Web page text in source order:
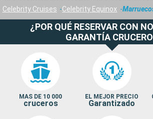
Celebrity Cruises
Celebrity Equinox
¿POR QUÉ RESERVAR CON
GARANTÍA
MAS DE 10 000
cruceros
EL MEJOR PRECIO
Garantizado